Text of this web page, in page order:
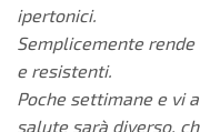
ipertonici.
Semplicemente
e resistenti.
Poche settimane e vi
salute sarà diverso,